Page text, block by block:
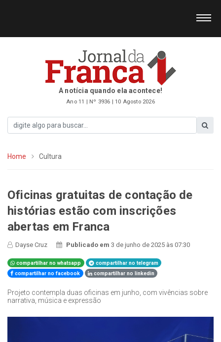
A notícia quando ela acontece!
Ano 11 | Nº 3936 | 10 Agosto 2026
Home Cultura
Oficinas gratuitas de contação de
histórias estão com inscrições
abertas em Franca
Dayse Cruz Publicado em3 de junho de 2025 às 07:30
compartilhar no whatsapp
compartilhar no telegram
compartilhar no facebook
compartilhar no linkedin
Projeto contempla duas oficinas em junho, com vivências sobre
narrativa, música e expressão